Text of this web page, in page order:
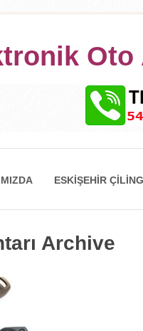
Oto
ESKIŞEHIR
Archive